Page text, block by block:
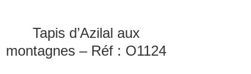
Tapis d’Azilal aux
montagnes – Réf : O1124